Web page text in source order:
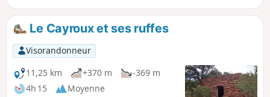
du Monde et le Pas de l'Escalette, - le Plateau de
l'Escandorgue, - la vallée de la Lergue, - le Lac du Salagou, -
le Mont Saint-Baudille, - le Golfe du Lion (Mont Saint-Clair à
Sète).
Le Cayroux et ses ruffes
Visorandonneur
11,25 km
+370 m
-369 m
4h 15
Moyenne